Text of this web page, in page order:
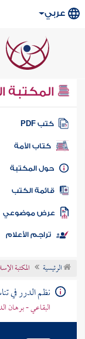
عربي
المكتبة
كتب PDF
كتاب الأمة
المكتبة
الكتب
موضوعي
تراجم الأعلام
الرئيسية المكتبة
نظم الدرر في
البقاعي - برهان